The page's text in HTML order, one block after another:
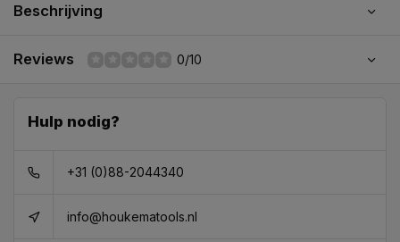
Beschrijving
Reviews 0/10
Hulp nodig?
+31 (0)88-2044340
info@houkematools.nl